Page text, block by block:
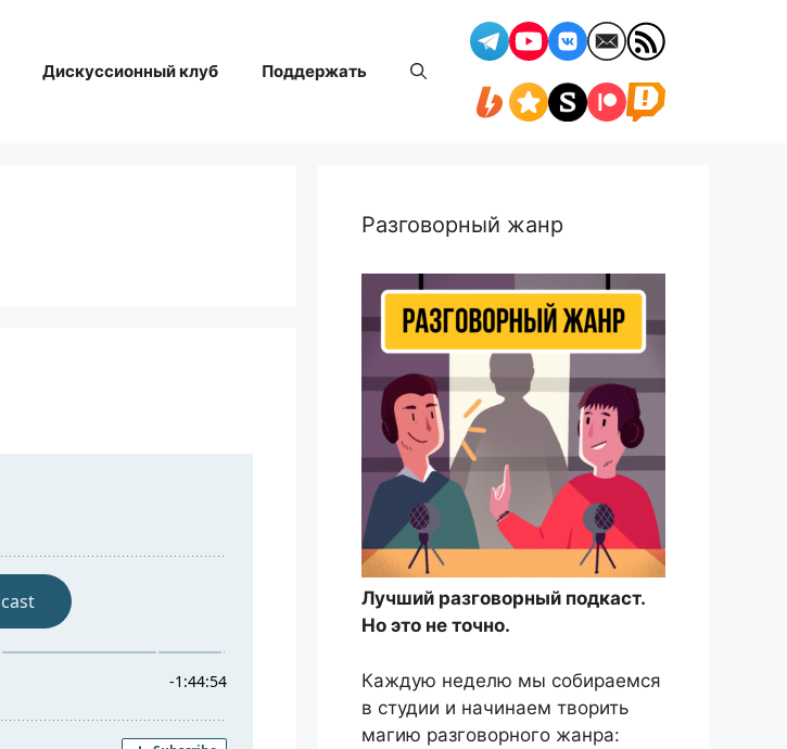
Дискуссионный клуб Поддержать
Разговорный жанр
Лучший разговорный подкаст.
Но это не точно.
Каждую неделю мы собираемся
в студии и начинаем творить
магию разговорного жанра: